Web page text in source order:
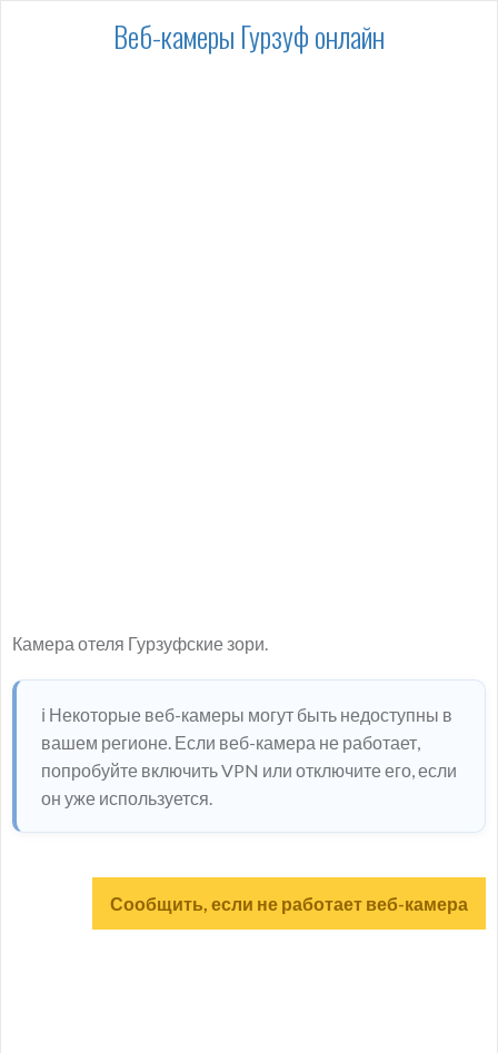
Веб-камеры Гурзуф онлайн
Камера отеля Гурзуфские зори.
ℹ️ Некоторые веб-камеры могут быть недоступны в
вашем регионе. Если веб-камера не работает,
попробуйте включить VPN или отключите его, если
он уже используется.
Сообщить, если не работает веб-камера